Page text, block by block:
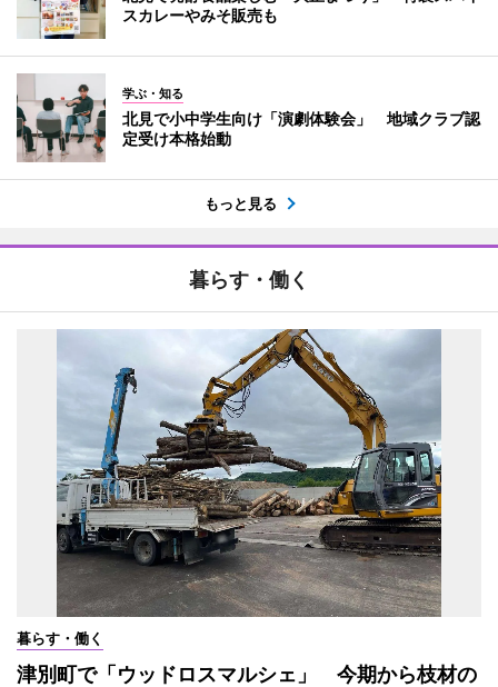
スカレーやみそ販売も
学ぶ・知る
北見で小中学生向け「演劇体験会」 地域クラブ認
定受け本格始動
もっと見る
暮らす・働く
暮らす・働く
津別町で「ウッドロスマルシェ」 今期から枝材の